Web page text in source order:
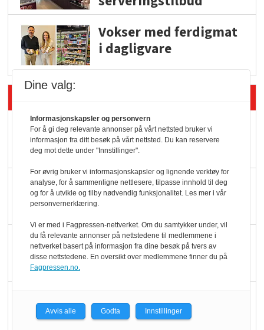
Vokser med ferdigmat
i dagligvare
Rema-flaggskip
dundrer videre
Slik opprettholdes
ølsalget
Færre varer, men fulle
hyller
KI lager mat i butikken
Dine valg:
Informasjonskapsler og personvern
For å gi deg relevante annonser på vårt nettsted bruker vi
informasjon fra ditt besøk på vårt nettsted. Du kan reservere
deg mot dette under "Innstillinger".
For øvrig bruker vi informasjonskapsler og lignende verktøy for
analyse, for å sammenligne nettlesere, tilpasse innhold til deg
og for å utvikle og tilby nødvendig funksjonalitet. Les mer i vår
personvernerklæring.
Vi er med i Fagpressen-nettverket. Om du samtykker under, vil
du få relevante annonser på nettstedene til medlemmene i
nettverket basert på informasjon fra dine besøk på tvers av
disse nettstedene. En oversikt over medlemmene finner du på
Fagpressen.no.
Avvis alle Godta Innstillinger